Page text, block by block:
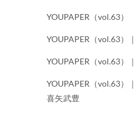
YOUPAPER（vol.63）
YOUPAPER（vol.63）
YOUPAPER（vol.63）
YOUPAPER（vol.63）
喜矢武豊